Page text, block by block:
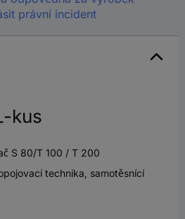
právní incident
kus
S 80/T 100 / T 200
technika, samotěsnící